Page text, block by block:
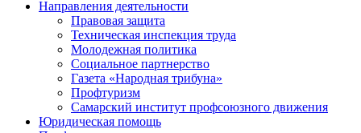
Направления деятельности
Правовая защита
Техническая инспекция труда
Молодежная политика
Социальное партнерство
Газета «Народная трибуна»
Профтуризм
Самарский институт профсоюзного движения
Юридическая помощь